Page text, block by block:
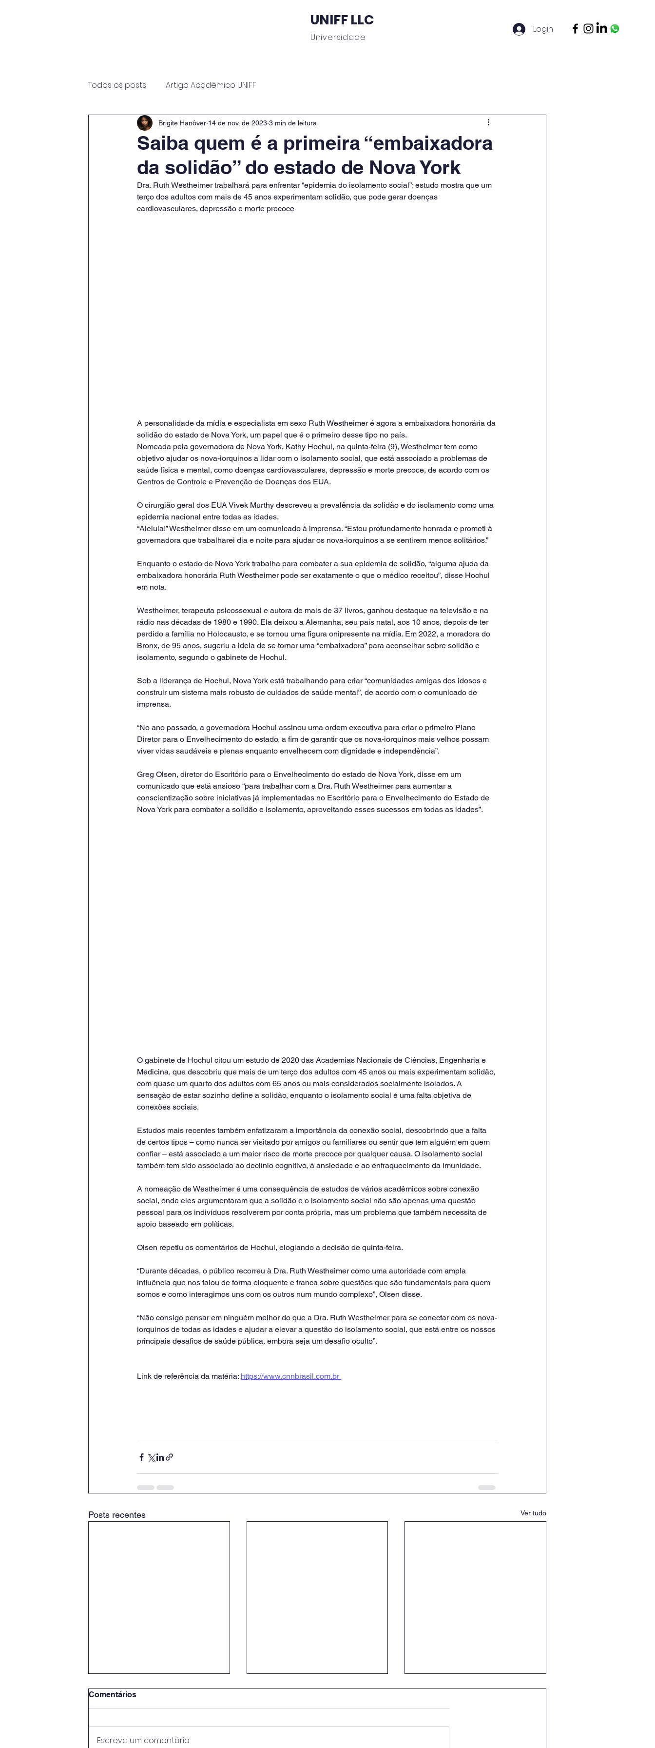
UNIFF LLC
Universidade
Login
Todos os posts Artigo Acadêmico UNIFF
Saiba quem é a primeira “embaixadora
da solidão” do estado de Nova York
Brigite Hanôver 14 de nov. de 2023 3 min de leitura
Dra. Ruth Westheimer trabalhará para enfrentar “epidemia do isolamento social”; estudo mostra que um
terço dos adultos com mais de 45 anos experimentam solidão, que pode gerar doenças
cardiovasculares, depressão e morte precoce
A personalidade da mídia e especialista em sexo Ruth Westheimer é agora a embaixadora honorária da
solidão do estado de Nova York, um papel que é o primeiro desse tipo no país.
Nomeada pela governadora de Nova York, Kathy Hochul, na quinta-feira (9), Westheimer tem como
objetivo ajudar os nova-iorquinos a lidar com o isolamento social, que está associado a problemas de
saúde física e mental, como doenças cardiovasculares, depressão e morte precoce, de acordo com os
Centros de Controle e Prevenção de Doenças dos EUA.
O cirurgião geral dos EUA Vivek Murthy descreveu a prevalência da solidão e do isolamento como uma
epidemia nacional entre todas as idades.
“Aleluia!” Westheimer disse em um comunicado à imprensa. “Estou profundamente honrada e prometi à
governadora que trabalharei dia e noite para ajudar os nova-iorquinos a se sentirem menos solitários.”
Enquanto o estado de Nova York trabalha para combater a sua epidemia de solidão, “alguma ajuda da
embaixadora honorária Ruth Westheimer pode ser exatamente o que o médico receitou”, disse Hochul
em nota.
Westheimer, terapeuta psicossexual e autora de mais de 37 livros, ganhou destaque na televisão e na
rádio nas décadas de 1980 e 1990. Ela deixou a Alemanha, seu país natal, aos 10 anos, depois de ter
perdido a família no Holocausto, e se tornou uma figura onipresente na mídia. Em 2022, a moradora do
Bronx, de 95 anos, sugeriu a ideia de se tornar uma “embaixadora” para aconselhar sobre solidão e
isolamento, segundo o gabinete de Hochul.
Sob a liderança de Hochul, Nova York está trabalhando para criar “comunidades amigas dos idosos e
construir um sistema mais robusto de cuidados de saúde mental”, de acordo com o comunicado de
imprensa.
“No ano passado, a governadora Hochul assinou uma ordem executiva para criar o primeiro Plano
Diretor para o Envelhecimento do estado, a fim de garantir que os nova-iorquinos mais velhos possam
viver vidas saudáveis e plenas enquanto envelhecem com dignidade e independência”.
Greg Olsen, diretor do Escritório para o Envelhecimento do estado de Nova York, disse em um
comunicado que está ansioso “para trabalhar com a Dra. Ruth Westheimer para aumentar a
conscientização sobre iniciativas já implementadas no Escritório para o Envelhecimento do Estado de
Nova York para combater a solidão e isolamento, aproveitando esses sucessos em todas as idades”.
O gabinete de Hochul citou um estudo de 2020 das Academias Nacionais de Ciências, Engenharia e
Medicina, que descobriu que mais de um terço dos adultos com 45 anos ou mais experimentam solidão,
com quase um quarto dos adultos com 65 anos ou mais considerados socialmente isolados. A
sensação de estar sozinho define a solidão, enquanto o isolamento social é uma falta objetiva de
conexões sociais.
Estudos mais recentes também enfatizaram a importância da conexão social, descobrindo que a falta
de certos tipos – como nunca ser visitado por amigos ou familiares ou sentir que tem alguém em quem
confiar – está associado a um maior risco de morte precoce por qualquer causa. O isolamento social
também tem sido associado ao declínio cognitivo, à ansiedade e ao enfraquecimento da imunidade.
A nomeação de Westheimer é uma consequência de estudos de vários acadêmicos sobre conexão
social, onde eles argumentaram que a solidão e o isolamento social não são apenas uma questão
pessoal para os indivíduos resolverem por conta própria, mas um problema que também necessita de
apoio baseado em políticas.
Olsen repetiu os comentários de Hochul, elogiando a decisão de quinta-feira.
“Durante décadas, o público recorreu à Dra. Ruth Westheimer como uma autoridade com ampla
influência que nos falou de forma eloquente e franca sobre questões que são fundamentais para quem
somos e como interagimos uns com os outros num mundo complexo”, Olsen disse.
“Não consigo pensar em ninguém melhor do que a Dra. Ruth Westheimer para se conectar com os nova-
iorquinos de todas as idades e ajudar a elevar a questão do isolamento social, que está entre os nossos
principais desafios de saúde pública, embora seja um desafio oculto”.
Link de referência da matéria: https://www.cnnbrasil.com.br
Posts recentes Ver tudo
Comentários
Escreva um comentário